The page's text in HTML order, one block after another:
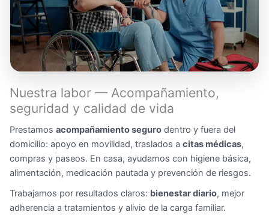
Nuestra labor — Acompañamiento,
seguridad y calidad de vida
Prestamos acompañamiento seguro dentro y fuera del
domicilio: apoyo en movilidad, traslados a citas médicas,
compras y paseos. En casa, ayudamos con higiene básica,
alimentación, medicación pautada y prevención de riesgos.
Trabajamos por resultados claros: bienestar diario, mejor
adherencia a tratamientos y alivio de la carga familiar.